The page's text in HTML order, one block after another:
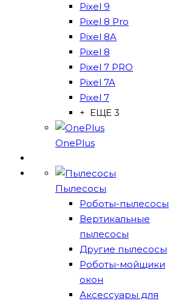
Pixel 9
Pixel 8 Pro
Pixel 8A
Pixel 8
Pixel 7 PRO
Pixel 7A
Pixel 7
+ ЕЩЕ 3
OnePlus
Пылесосы
Роботы-пылесосы
Вертикальные
пылесосы
Другие пылесосы
Роботы-мойщики
окон
Аксессуары для